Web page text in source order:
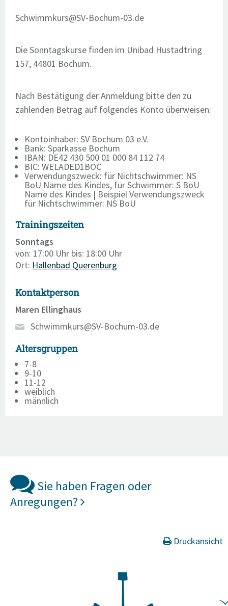
Schwimmkurs@SV-Bochum-03.de
Die Sonntagskurse finden im Unibad Hustadtring
157, 44801 Bochum.
Nach Bestätigung der Anmeldung bitte den zu
zahlenden Betrag auf folgendes Konto überweisen:
Kontoinhaber: SV Bochum 03 e.V.
Bank: Sparkasse Bochum
IBAN: DE42 430 500 01 000 84 112 74
BIC: WELADED1BOC
Verwendungszweck: für Nichtschwimmer: NS
BoU Name des Kindes, für Schwimmer: S BoU
Name des Kindes | Beispiel Verwendungszweck
für Nichtschwimmer: NS BoU
Trainingszeiten
Sonntags
von: 17:00 Uhr bis: 18:00 Uhr
Ort: Hallenbad Querenburg
Kontaktperson
Maren Ellinghaus
Schwimmkurs@SV-Bochum-03.de
Altersgruppen
7-8
9-10
11-12
weiblich
männlich
Sie haben Fragen oder
Anregungen?
Druckansicht